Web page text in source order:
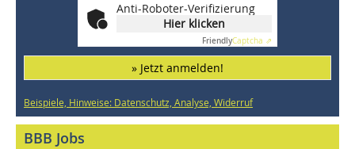
Anti-Roboter-Verifizierung
Hier klicken
FriendlyCaptcha ⇗
» Jetzt anmelden!
Beispiele, Hinweise: Datenschutz, Analyse, Widerruf
BBB Jobs